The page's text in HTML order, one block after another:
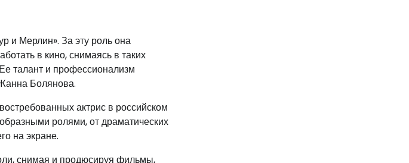
и Мерлин». За эту роль она
в кино, снимаясь в таких
талант и профессионализм
Болянова.
актрис в российском
ролями, от драматических
на экране.
снимая и продюсируя фильмы,